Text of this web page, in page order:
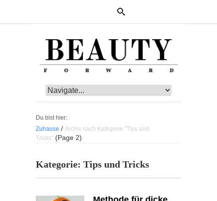
Du bist hier:
Zuhause / Archiv nach Kategorie "Tips und
Tricks" (Page 2)
Kategorie: Tips und Tricks